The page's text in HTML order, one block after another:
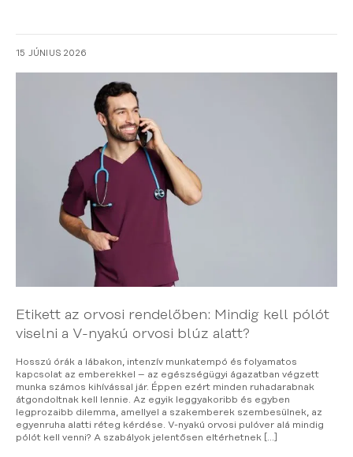
15 JÚNIUS 2026
Etikett az orvosi rendelőben: Mindig kell pólót
viselni a V-nyakú orvosi blúz alatt?
Hosszú órák a lábakon, intenzív munkatempó és folyamatos
kapcsolat az emberekkel – az egészségügyi ágazatban végzett
munka számos kihívással jár. Éppen ezért minden ruhadarabnak
átgondoltnak kell lennie. Az egyik leggyakoribb és egyben
legprozaibb dilemma, amellyel a szakemberek szembesülnek, az
egyenruha alatti réteg kérdése. V-nyakú orvosi pulóver alá mindig
pólót kell venni? A szabályok jelentősen eltérhetnek […]